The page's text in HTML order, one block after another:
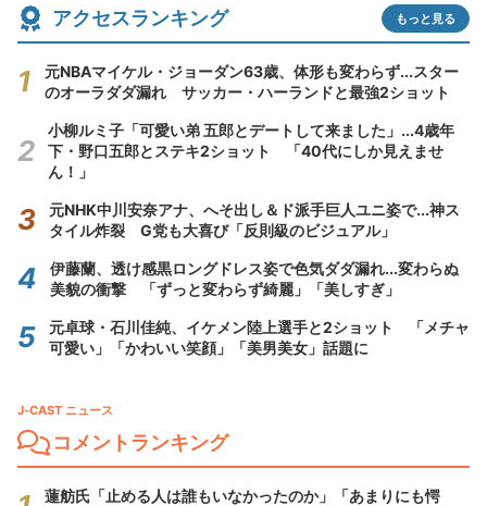
アクセスランキング もっと見る
元NBAマイケル・ジョーダン63歳、体形も変わらず...スター
のオーラダダ漏れ サッカー・ハーランドと最強2ショット
小柳ルミ子「可愛い弟 五郎とデートして来ました」...4歳年
下・野口五郎とステキ2ショット 「40代にしか見えませ
ん！」
元NHK中川安奈アナ、へそ出し＆ド派手巨人ユニ姿で...神ス
タイル炸裂 G党も大喜び「反則級のビジュアル」
伊藤蘭、透け感黒ロングドレス姿で色気ダダ漏れ...変わらぬ
美貌の衝撃 「ずっと変わらず綺麗」「美しすぎ」
元卓球・石川佳純、イケメン陸上選手と2ショット 「メチャ
可愛い」「かわいい笑顔」「美男美女」話題に
J-CAST ニュース
コメントランキング
蓮舫氏「止める人は誰もいなかったのか」「あまりにも愕